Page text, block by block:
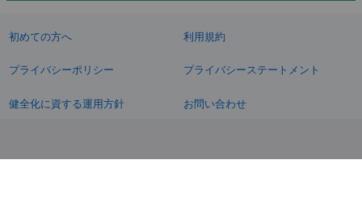
初めての方へ 利用規約
プライバシーポリシー プライバシーステートメント
健全化に資する運用方針 お問い合わせ